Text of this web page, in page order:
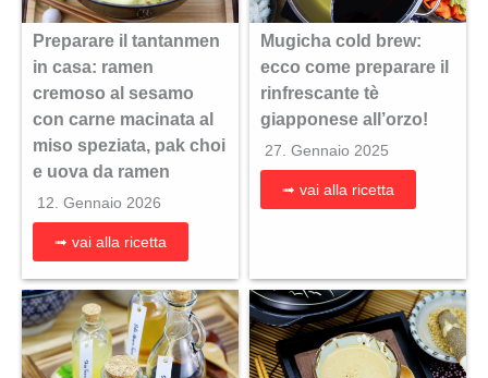
Preparare il tantanmen
in casa: ramen
cremoso al sesamo
con carne macinata al
miso speziata, pak choi
e uova da ramen
12. Gennaio 2026
➟ vai alla ricetta
Mugicha cold brew:
ecco come preparare il
rinfrescante tè
giapponese all’orzo!
27. Gennaio 2025
➟ vai alla ricetta